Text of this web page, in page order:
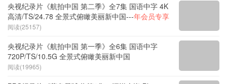
央视纪录片《航拍中国 第二季》全7集 国语中字 4K
高清/TS/24.78 全景式俯瞰美丽新中国---年会员专享
阅读(25157)
央视纪录片《航拍中国 第一季》全6集 国语中字
720P/TS/10.5G 全景式俯瞰美丽新中国
阅读(19965)